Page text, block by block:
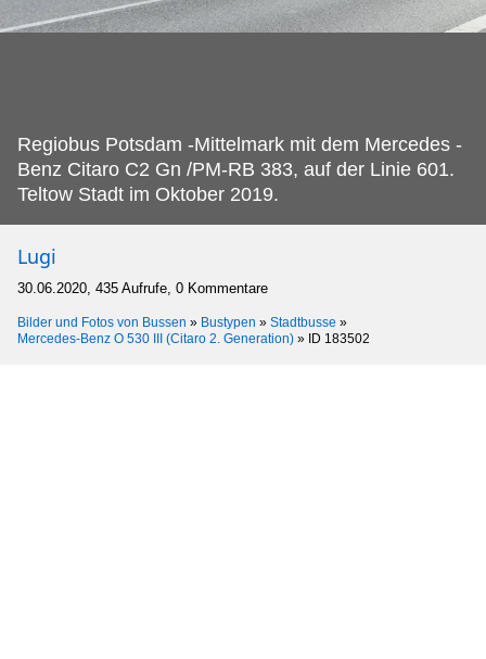
Regiobus Potsdam -Mittelmark mit dem Mercedes -
Benz Citaro C2 Gn /PM-RB 383, auf der Linie 601.
Teltow Stadt im Oktober 2019.
Lugi
30.06.2020, 435 Aufrufe, 0 Kommentare
Bilder und Fotos von Bussen » Bustypen » Stadtbusse »
Mercedes-Benz O 530 III (Citaro 2. Generation) » ID 183502